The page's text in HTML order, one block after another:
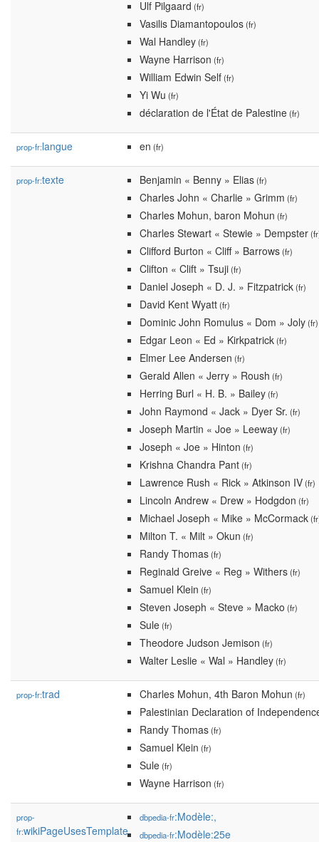
Ulf Pilgaard (fr)
Vasilis Diamantopoulos(fr)
Wal Handley(fr)
Wayne Harrison (fr)
William Edwin Self(fr)
Yi Wu (fr)
déclaration de l'État de Palestine(fr)
prop-fr:langue en (fr)
prop-fr:texte Benjamin « Benny » Elias(fr)
Charles John « Charlie » Grimm (fr)
Charles Mohun, baron Mohun (fr)
Charles Stewart « Stewie » Dempster
Clifford Burton « Cliff » Barrows(fr)
Clifton « Clift » Tsuji(fr)
Daniel Joseph « D. J. » Fitzpatrick(fr)
David Kent Wyatt(fr)
Dominic John Romulus « Dom » Joly(fr)
Edgar Leon « Ed » Kirkpatrick(fr)
Elmer Lee Andersen (fr)
Gerald Allen « Jerry » Roush (fr)
Herring Burl « H. B. » Bailey(fr)
John Raymond « Jack » Dyer Sr. (fr)
Joseph Martin « Joe » Leeway(fr)
Joseph « Joe » Hinton (fr)
Krishna Chandra Pant(fr)
Lawrence Rush « Rick » Atkinson IV(fr)
Lincoln Andrew « Drew » Hodgdon (fr)
Michael Joseph « Mike » McCormack
Milton T. « Milt » Okun (fr)
Randy Thomas(fr)
Reginald Greive « Reg » Withers(fr)
Samuel Klein (fr)
Steven Joseph « Steve » Macko (fr)
Sule(fr)
Theodore Judson Jemison (fr)
Walter Leslie « Wal » Handley(fr)
prop-fr:trad Charles Mohun, 4th Baron Mohun (fr)
Palestinian Declaration of
Randy Thomas(fr)
Samuel Klein (fr)
Sule(fr)
Wayne Harrison (fr)
prop-
fr:wikiPageUsesTemplate
dbpedia-fr:Modèle:,
dbpedia-fr:Modèle:25e